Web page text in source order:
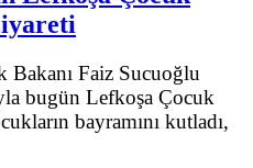
Bakanı Faiz Sucuoğlu
bugün Lefkoşa Çocuk
bayramını kutladı,